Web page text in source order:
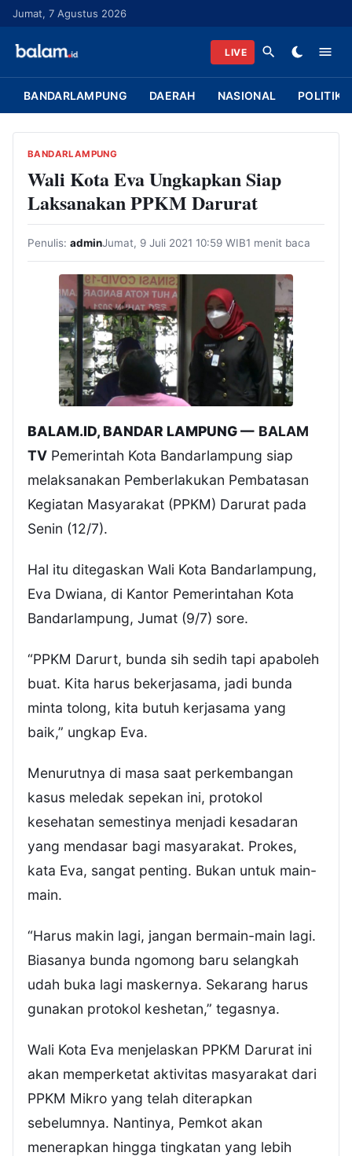
u
Jumat, 7 Agustus 2026
LIVE
BANDARLAMPUNG DAERAH NASIONAL POLITIK
BANDARLAMPUNG
Wali Kota Eva Ungkapkan Siap
Laksanakan PPKM Darurat
Penulis: adminJumat, 9 Juli 2021 10:59 WIB1 menit baca
BALAM.ID, BANDAR LAMPUNG — BALAM
TV Pemerintah Kota Bandarlampung siap
melaksanakan Pemberlakukan Pembatasan
Kegiatan Masyarakat (PPKM) Darurat pada
Senin (12/7).
Hal itu ditegaskan Wali Kota Bandarlampung,
Eva Dwiana, di Kantor Pemerintahan Kota
Bandarlampung, Jumat (9/7) sore.
“PPKM Darurt, bunda sih sedih tapi apaboleh
buat. Kita harus bekerjasama, jadi bunda
minta tolong, kita butuh kerjasama yang
baik,” ungkap Eva.
Menurutnya di masa saat perkembangan
kasus meledak sepekan ini, protokol
kesehatan semestinya menjadi kesadaran
yang mendasar bagi masyarakat. Prokes,
kata Eva, sangat penting. Bukan untuk main-
main.
“Harus makin lagi, jangan bermain-main lagi.
Biasanya bunda ngomong baru selangkah
udah buka lagi maskernya. Sekarang harus
gunakan protokol keshetan,” tegasnya.
Wali Kota Eva menjelaskan PPKM Darurat ini
akan memperketat aktivitas masyarakat dari
PPKM Mikro yang telah diterapkan
sebelumnya. Nantinya, Pemkot akan
menerapkan hingga tingkatan yang lebih